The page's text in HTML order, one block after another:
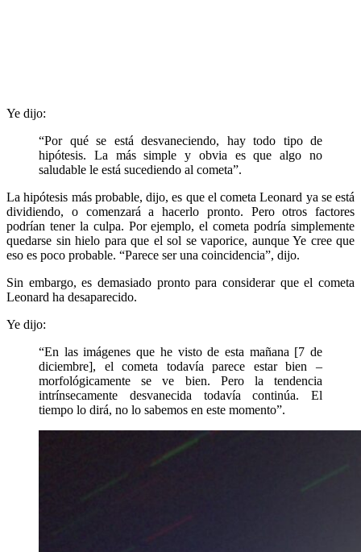
Ye dijo:
“Por qué se está desvaneciendo, hay todo tipo de
hipótesis. La más simple y obvia es que algo no
saludable le está sucediendo al cometa”.
La hipótesis más probable, dijo, es que el cometa Leonard ya se está
dividiendo, o comenzará a hacerlo pronto. Pero otros factores
podrían tener la culpa. Por ejemplo, el cometa podría simplemente
quedarse sin hielo para que el sol se vaporice, aunque Ye cree que
eso es poco probable. “Parece ser una coincidencia”, dijo.
Sin embargo, es demasiado pronto para considerar que el cometa
Leonard ha desaparecido.
Ye dijo:
“En las imágenes que he visto de esta mañana [7 de
diciembre], el cometa todavía parece estar bien –
morfológicamente se ve bien. Pero la tendencia
intrínsecamente desvanecida todavía continúa. El
tiempo lo dirá, no lo sabemos en este momento”.